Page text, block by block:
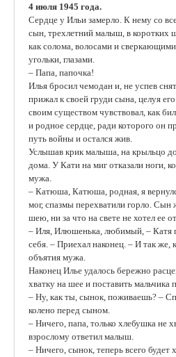
4 июля 1945 года.
Сердце у Ильи замерло. К нему со
сын, трехлетний малыш, в коротких
как солома, волосами и
угольки, глазами.
– Папа, папочка!
Илья бросил чемодан и, не успев
прижал к своей груди сына, целуя
своим существом чувствовал, как
и родное сердце, ради которого он
путь войны и остался жив.
Услышав крик малыша, на крыльцо
дома. У Кати на миг отказали ноги,
мужа.
– Катюша, Катюша, родная, я
мог, спазмы перехватили горло. Сын
шею, ни за что на свете не хотел ее
– Иля, Илюшенька, любимый, – Катя
себя. – Приехал наконец. – И так же,
объятия мужа.
Наконец Илье удалось бережно
хватку на шее и поставить мальчика
– Ну, как ты, сынок, поживаешь? –
колено перед сыном.
– Ничего, папа, только хлебушка не
взрослому ответил малыш.
– Ничего, сынок, теперь всего будет